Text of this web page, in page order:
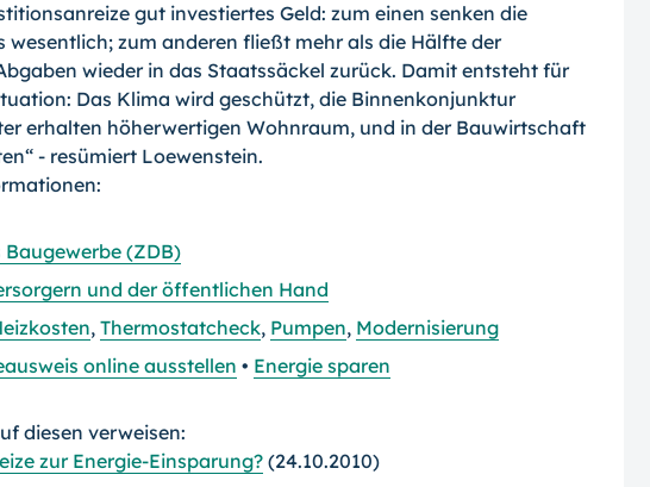
gut investiertes Geld: zum einen senken die
wesentlich; zum anderen fließt mehr als die Hälfte der
wieder in das Staatssäckel zurück. Damit entsteht für
Das Klima wird geschützt, die Binnenkonjunktur
erhalten höherwertigen Wohnraum, und in der Bauwirtschaft
- resümiert Loewenstein.
(ZDB)
und der öffentlichen Hand
, Thermostatcheck, Pumpen, Modernisierung
online ausstellen • Energie sparen
diesen verweisen:
zur Energie-Einsparung? (24.10.2010)